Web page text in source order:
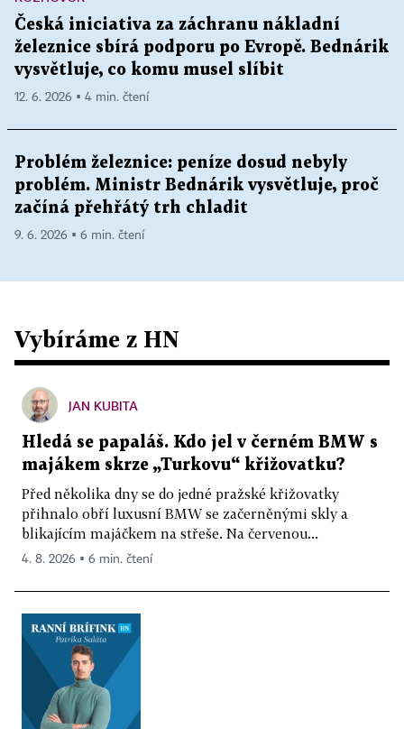
Česká iniciativa za záchranu nákladní
železnice sbírá podporu po Evropě. Bednárik
vysvětluje, co komu musel slíbit
12. 6. 2026 ▪ 4 min. čtení
Problém železnice: peníze dosud nebyly
problém. Ministr Bednárik vysvětluje, proč
začíná přehřátý trh chladit
9. 6. 2026 ▪ 6 min. čtení
Vybíráme z HN
JAN KUBITA
Hledá se papaláš. Kdo jel v černém BMW s
majákem skrze „Turkovu“ křižovatku?
Před několika dny se do jedné pražské křižovatky
přihnalo obří luxusní BMW se začerněnými skly a
blikajícím majáčkem na střeše. Na červenou...
4. 8. 2026 ▪ 6 min. čtení